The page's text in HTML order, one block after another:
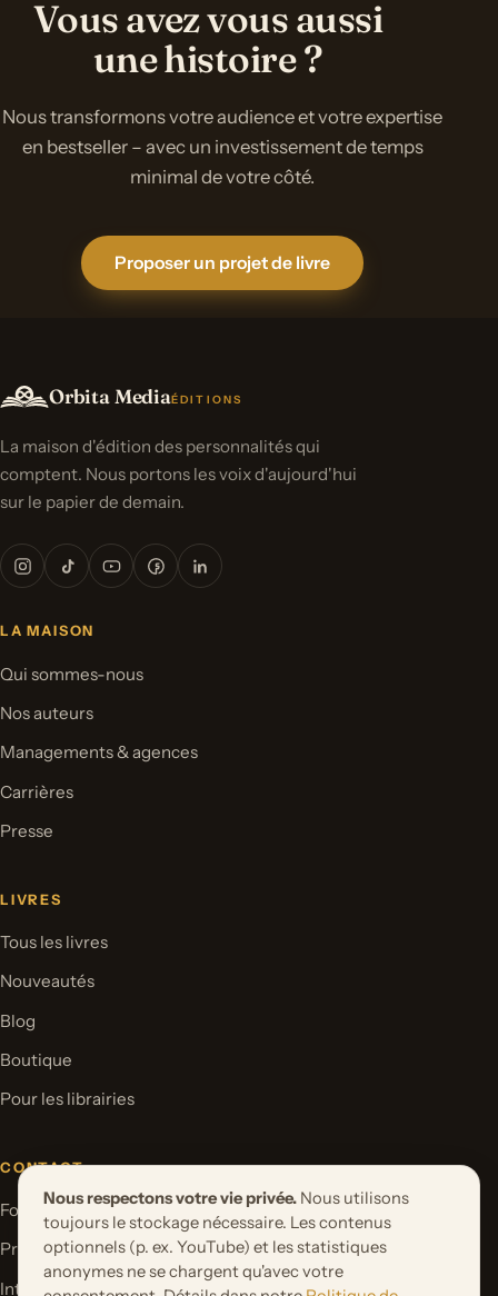
Vous avez vous aussi
une histoire ?
Nous transformons votre audience et votre expertise
en bestseller – avec un investissement de temps
minimal de votre côté.
Proposer un projet de livre
Orbita MediaÉDITIONS
La maison d'édition des personnalités qui
comptent. Nous portons les voix d'aujourd'hui
sur le papier de demain.
LA MAISON
Qui sommes-nous
Nos auteurs
Managements & agences
Carrières
Presse
LIVRES
Tous les livres
Nouveautés
Blog
Boutique
Pour les librairies
CONTACT
Formulaire de contact
Proposer un projet de livre
International Rights
Nous respectons votre vie privée. Nous utilisons
toujours le stockage nécessaire. Les contenus
optionnels (p. ex. YouTube) et les statistiques
anonymes ne se chargent qu'avec votre